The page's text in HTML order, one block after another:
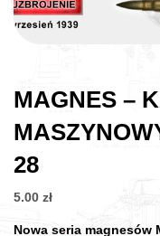
MAGNES –
28
5.00 zł
Nowa seria magnesów